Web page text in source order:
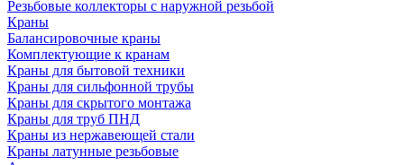
Резьбовые коллекторы с наружной резьбой
Краны
Балансировочные краны
Комплектующие к кранам
Краны для бытовой техники
Краны для сильфонной трубы
Краны для скрытого монтажа
Краны для труб ПНД
Краны из нержавеющей стали
Краны латунные резьбовые